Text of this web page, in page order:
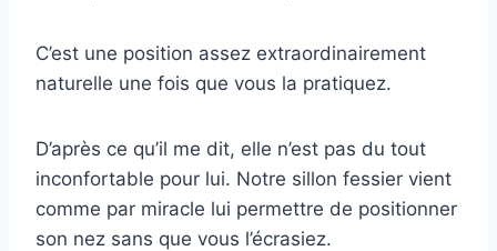
C’est une position assez extraordinairement
naturelle une fois que vous la pratiquez.
D’après ce qu’il me dit, elle n’est pas du tout
inconfortable pour lui. Notre sillon fessier vient
comme par miracle lui permettre de positionner
son nez sans que vous l’écrasiez.